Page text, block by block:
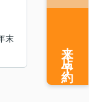
末
来店予約